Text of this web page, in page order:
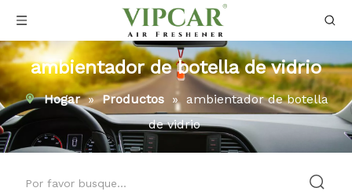
ambientador de botella de vidrio
Hogar » Productos » ambientador de botella
de vidrio